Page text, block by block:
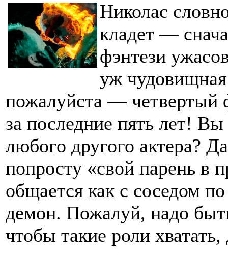
Николас
кладет —
фэнтези
уж
пожалуйста — четвертый
за последние пять лет!
любого другого актера?
попросту «свой парень в
общается как с соседом
демон. Пожалуй, надо
чтобы такие роли